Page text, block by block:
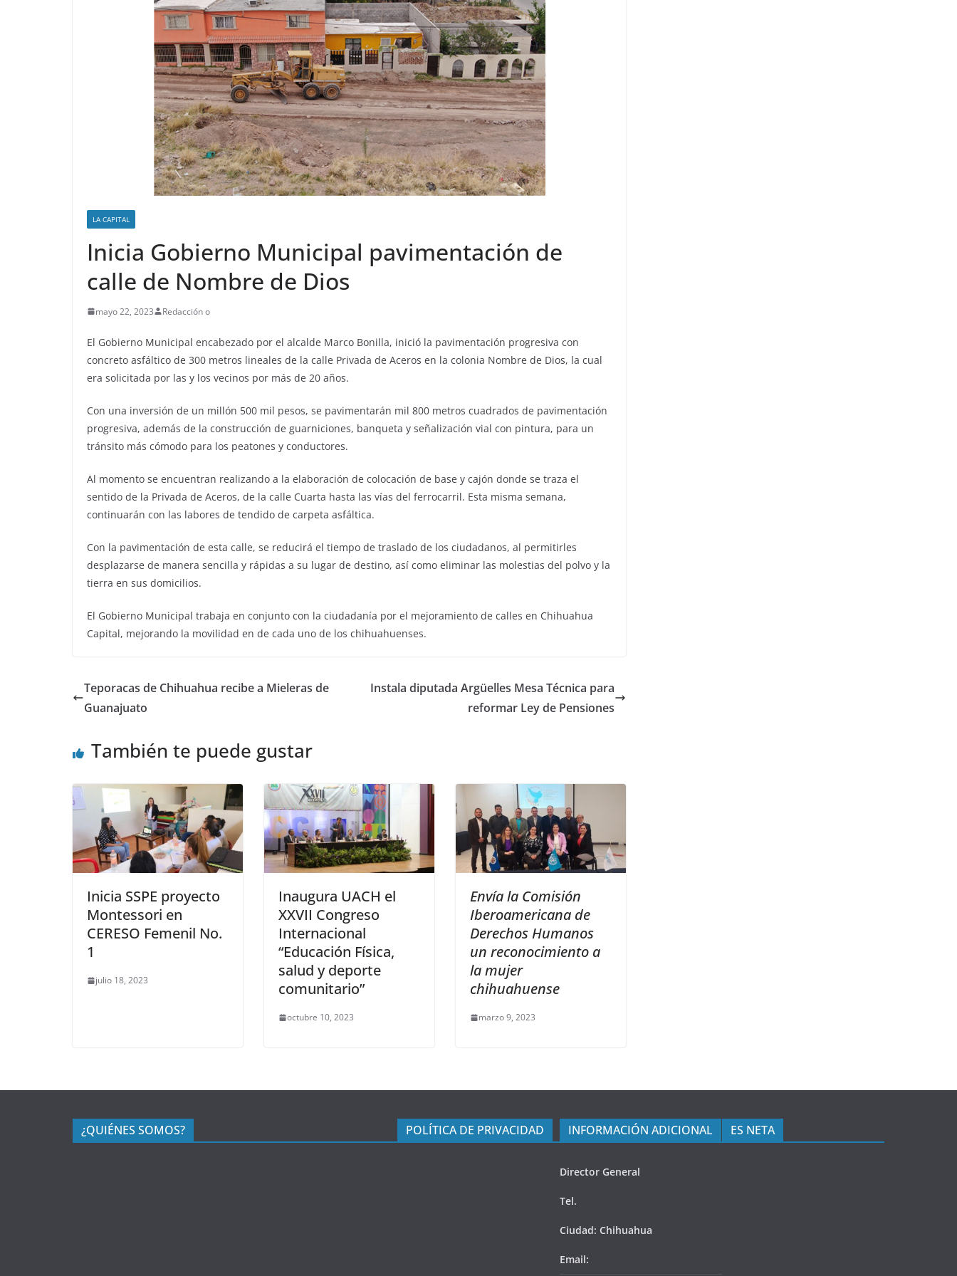
LA CAPITAL
Inicia Gobierno Municipal pavimentación de
calle de Nombre de Dios
mayo 22, 2023 Redacción o
El Gobierno Municipal encabezado por el alcalde Marco Bonilla, inició la pavimentación progresiva con
concreto asfáltico de 300 metros lineales de la calle Privada de Aceros en la colonia Nombre de Dios, la cual
era solicitada por las y los vecinos por más de 20 años.
Con una inversión de un millón 500 mil pesos, se pavimentarán mil 800 metros cuadrados de pavimentación
progresiva, además de la construcción de guarniciones, banqueta y señalización vial con pintura, para un
tránsito más cómodo para los peatones y conductores.
Al momento se encuentran realizando a la elaboración de colocación de base y cajón donde se traza el
sentido de la Privada de Aceros, de la calle Cuarta hasta las vías del ferrocarril. Esta misma semana,
continuarán con las labores de tendido de carpeta asfáltica.
Con la pavimentación de esta calle, se reducirá el tiempo de traslado de los ciudadanos, al permitirles
desplazarse de manera sencilla y rápidas a su lugar de destino, así como eliminar las molestias del polvo y la
tierra en sus domicilios.
El Gobierno Municipal trabaja en conjunto con la ciudadanía por el mejoramiento de calles en Chihuahua
Capital, mejorando la movilidad en de cada uno de los chihuahuenses.
Teporacas de Chihuahua recibe a Mieleras de
Guanajuato
Instala diputada Argüelles Mesa Técnica para
reformar Ley de Pensiones
También te puede gustar
Inicia SSPE proyecto
Montessori en
CERESO Femenil No.
1
julio 18, 2023
Inaugura UACH el
XXVII Congreso
Internacional
“Educación Física,
salud y deporte
comunitario”
octubre 10, 2023
Envía la Comisión
Iberoamericana de
Derechos Humanos
un reconocimiento a
la mujer
chihuahuense
marzo 9, 2023
¿QUIÉNES SOMOS? POLÍTICA DE PRIVACIDAD INFORMACIÓN ADICIONAL
Director General
Tel.
Ciudad: Chihuahua
Email:
ES NETA